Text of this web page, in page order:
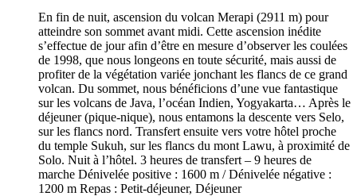
En fin de nuit, ascension du volcan Merapi (2911 m) pour
atteindre son sommet avant midi. Cette ascension inédite
s’effectue de jour afin d’être en mesure d’observer les coulées
de 1998, que nous longeons en toute sécurité, mais aussi de
profiter de la végétation variée jonchant les flancs de ce grand
volcan. Du sommet, nous bénéficions d’une vue fantastique
sur les volcans de Java, l’océan Indien, Yogyakarta… Après le
déjeuner (pique-nique), nous entamons la descente vers Selo,
sur les flancs nord. Transfert ensuite vers votre hôtel proche
du temple Sukuh, sur les flancs du mont Lawu, à proximité de
Solo. Nuit à l’hôtel. 3 heures de transfert – 9 heures de
marche Dénivelée positive : 1600 m / Dénivelée négative :
1200 m Repas : Petit-déjeuner, Déjeuner